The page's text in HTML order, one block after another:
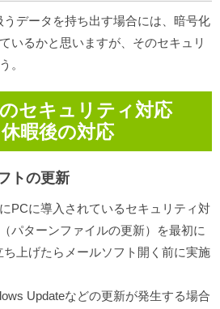
データを持ち出す場合には、暗号化
いるかと思いますが、そのセキュリ
。
セキュリティ対応
暇後の対応
トの更新
PCに導入されているセキュリティ対
パターンファイルの更新）を最初に
上げたらメールソフト開く前に実施
Updateなどの更新が発生する場合